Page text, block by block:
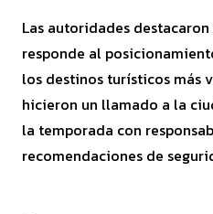
Las autoridades
responde al
los destinos turísticos más
hicieron un llamado a la
la temporada con
recomendaciones de